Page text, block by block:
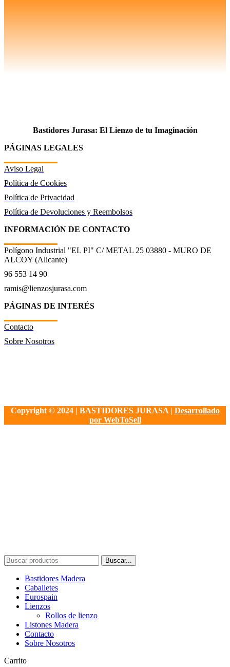
Bastidores Jurasa: El Lienzo de tu Imaginación
PÁGINAS LEGALES
Aviso Legal
Política de Cookies
Política de Privacidad
Política de Devoluciones y Reembolsos
INFORMACIÓN DE CONTACTO
Polígono Industrial "EL PI" C/ METAL 25 03880 - MURO DE
ALCOY (Alicante)
96 553 14 90
ramis@lienzosjurasa.com
PÁGINAS DE INTERÉS
Contacto
Sobre Nosotros
Copyright © 2024 | BASTIDORES JURASA | Desarrollado
por WebToSell
Buscar...
Bastidores Madera
Caballetes
Eurospain
Lienzos
Rollos de lienzo
Listones Madera
Contacto
Sobre Nosotros
Carrito